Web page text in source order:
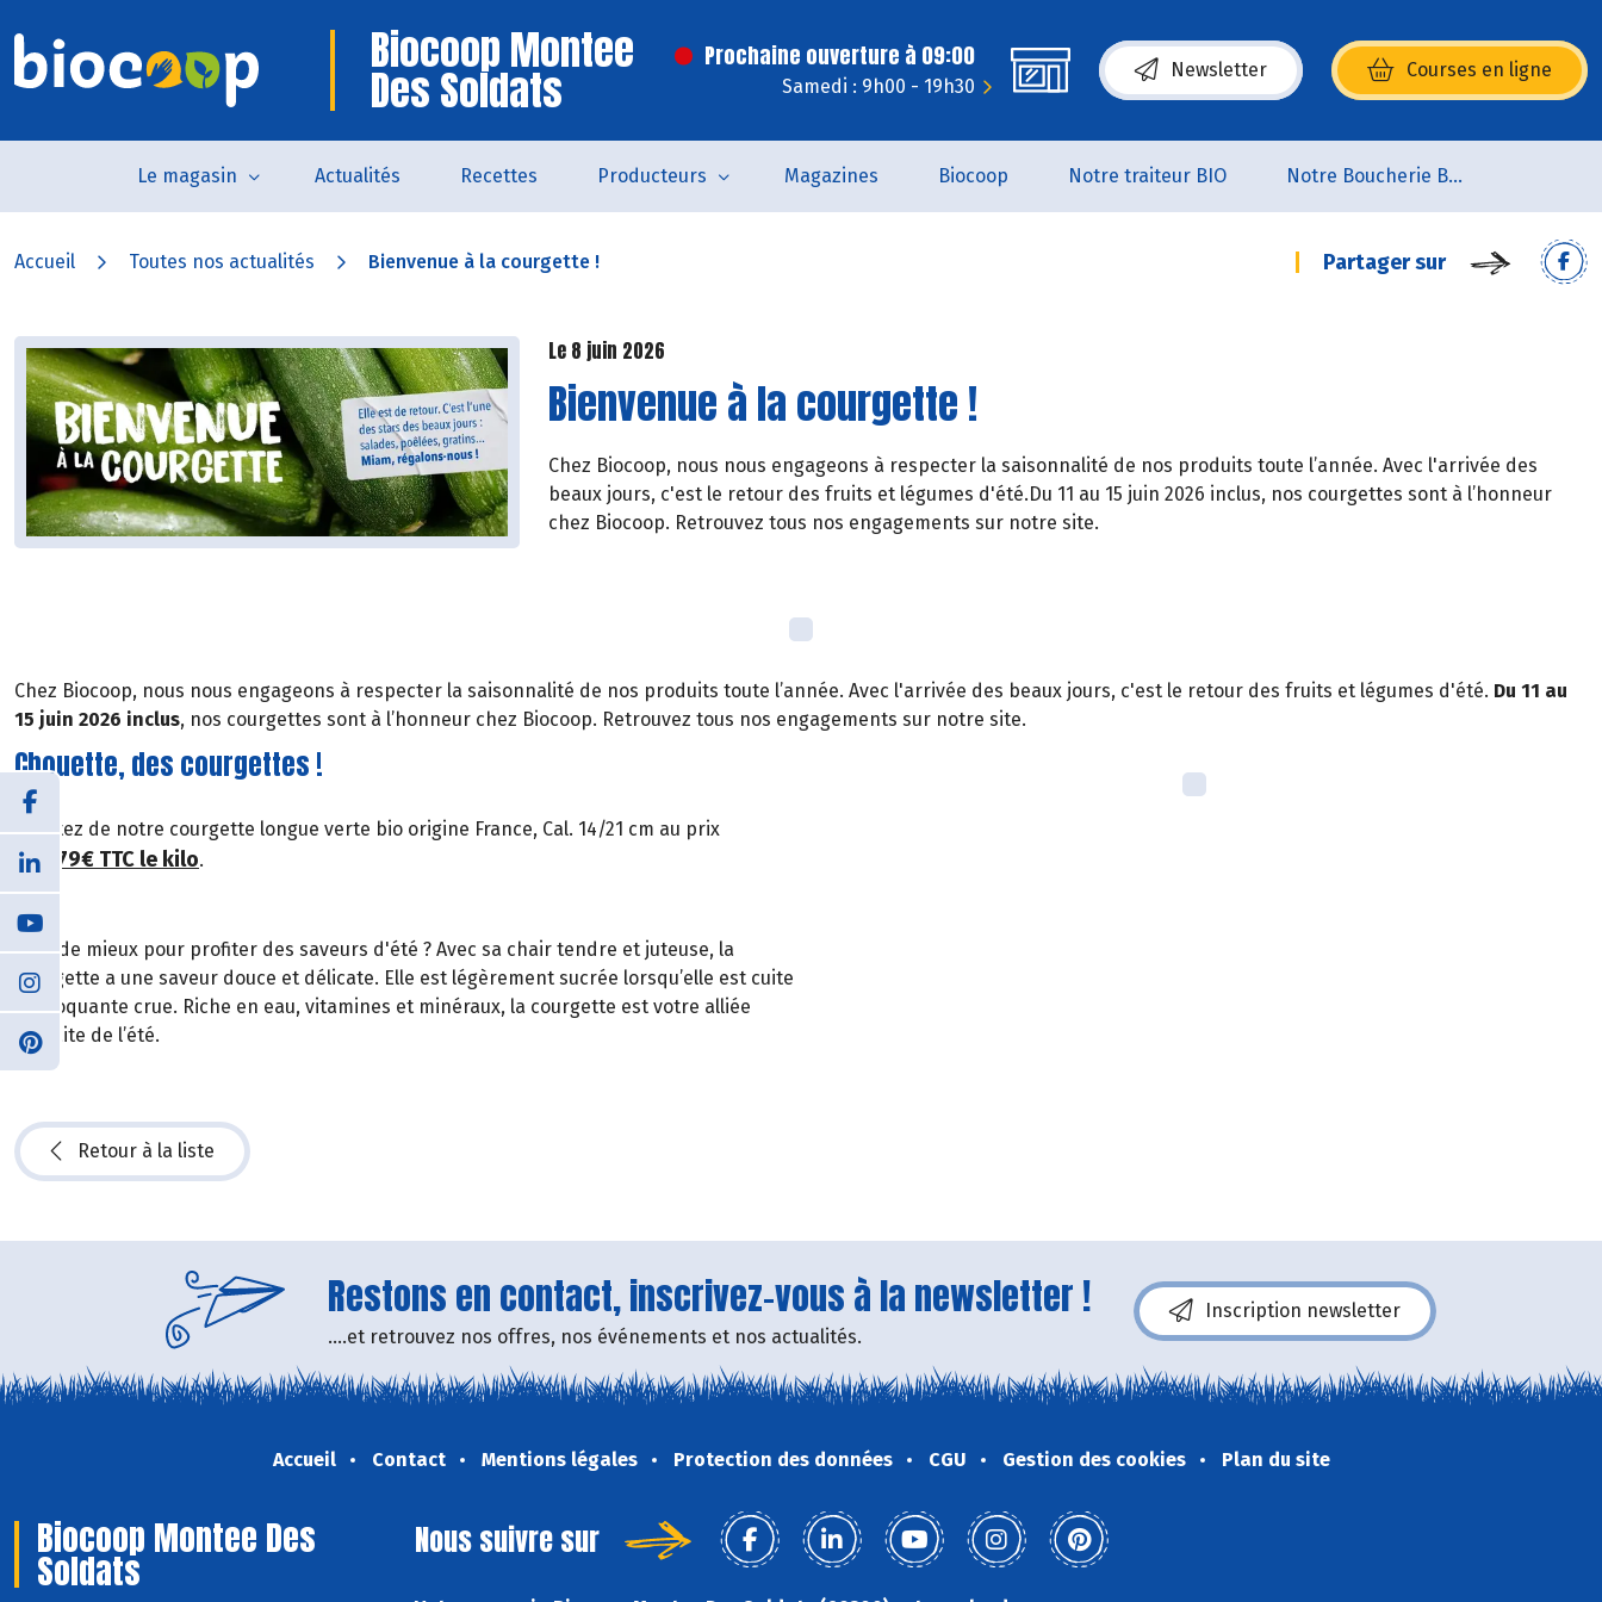
Biocoop Montee
Des Soldats
Prochaine ouverture à 09:00
Samedi : 9h00 - 19h30
Newsletter Courses en ligne
(s’ouvre dans une nouvelle fenêtre)
Le magasin Actualités Recettes Producteurs Magazines Biocoop Notre traiteur BIO Notre Boucherie BIO
Accueil Toutes nos actualités Bienvenue à la courgette ! Partager sur
Le 8 juin 2026
Bienvenue à la courgette !
Chez Biocoop, nous nous engageons à respecter la saisonnalité de nos produits toute l’année. Avec l'arrivée des
beaux jours, c'est le retour des fruits et légumes d'été.Du 11 au 15 juin 2026 inclus, nos courgettes sont à l’honneur
chez Biocoop. Retrouvez tous nos engagements sur notre site.
Chez Biocoop, nous nous engageons à respecter la saisonnalité de nos produits toute l’année. Avec l'arrivée des beaux jours, c'est le retour des fruits et légumes d'été. Du 11 au
15 juin 2026 inclus, nos courgettes sont à l’honneur chez Biocoop. Retrouvez tous nos engagements sur notre site.
Chouette, des courgettes !
Profitez de notre courgette longue verte bio origine France, Cal. 14/21 cm au prix
de
1,79€ TTC le kilo.
Quoi de mieux pour profiter des saveurs d'été ? Avec sa chair tendre et juteuse, la
courgette a une saveur douce et délicate. Elle est légèrement sucrée lorsqu’elle est cuite
et croquante crue. Riche en eau, vitamines et minéraux, la courgette est votre alliée
parfaite de l’été.
Retour à la liste
Restons en contact, inscrivez-vous à la newsletter !
....et retrouvez nos offres, nos événements et nos actualités.
Inscription newsletter
Accueil Contact Mentions légales Protection des données CGU Gestion des cookies Plan du site
Biocoop Montee Des
Soldats
Nous suivre sur